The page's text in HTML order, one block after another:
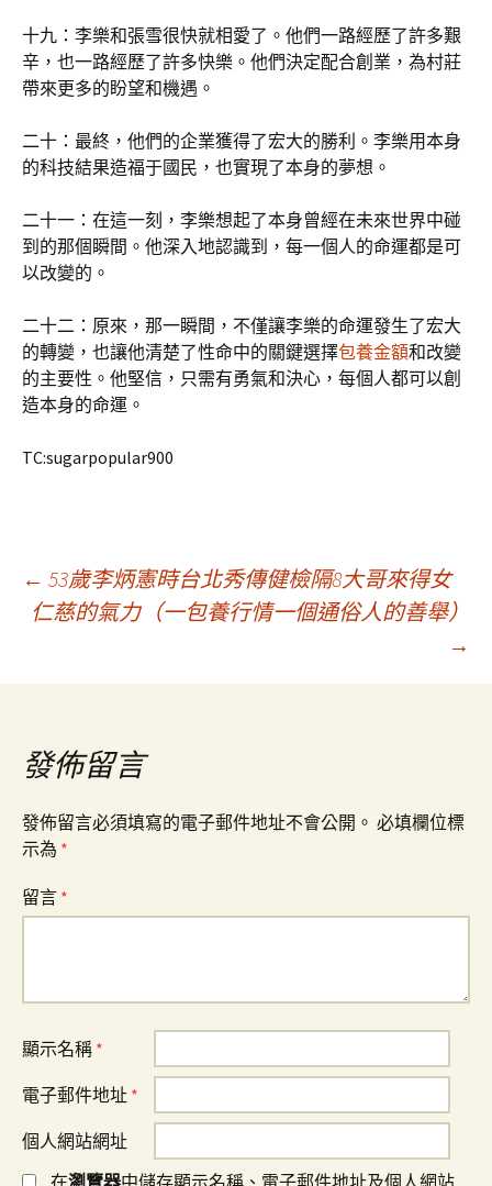
十九：李樂和張雪很快就相愛了。他們一路經歷了許多艱
辛，也一路經歷了許多快樂。他們決定配合創業，為村莊
帶來更多的盼望和機遇。
二十：最終，他們的企業獲得了宏大的勝利。李樂用本身
的科技結果造福于國民，也實現了本身的夢想。
二十一：在這一刻，李樂想起了本身曾經在未來世界中碰
到的那個瞬間。他深入地認識到，每一個人的命運都是可
以改變的。
二十二：原來，那一瞬間，不僅讓李樂的命運發生了宏大
的轉變，也讓他清楚了性命中的關鍵選擇包養金額和改變
的主要性。他堅信，只需有勇氣和決心，每個人都可以創
造本身的命運。
TC:sugarpopular900
文
導
覽
← 53歲李炳憲時台北秀傳健檢隔8大哥來得女
仁慈的氣力（一包養行情一個通俗人的善舉）
→
發佈留言
發佈留言必須填寫的電子郵件地址不會公開。 必填欄位標
示為 *
留言 *
顯示名稱 *
電子郵件地址 *
個人網站網址
在瀏覽器中儲存顯示名稱、電子郵件地址及個人網站